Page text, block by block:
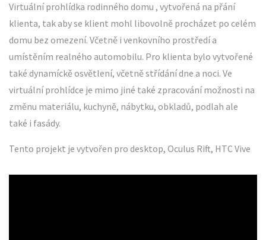
Virtuální prohlídka rodinného domu , vytvořená na přání
klienta, tak aby se klient mohl libovolně procházet po celém
domu bez omezení. Včetně i venkovního prostředí a
umístěním realného automobilu. Pro klienta bylo vytvořené
také dynamíckě osvětlení, včetně střídání dne a noci. Ve
virtuální prohlídce je mimo jiné také zpracování možnosti na
změnu materiálu, kuchyně, nábytku, obkladů, podlah ale
také i fasády.
Tento projekt je vytvořen pro desktop, Oculus Rift, HTC Vive